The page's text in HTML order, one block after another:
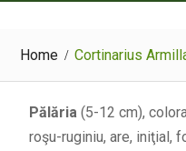
Home Cortinarius
Pălăria(5-12 cm),
roşu-ruginiu, are, iniţial,